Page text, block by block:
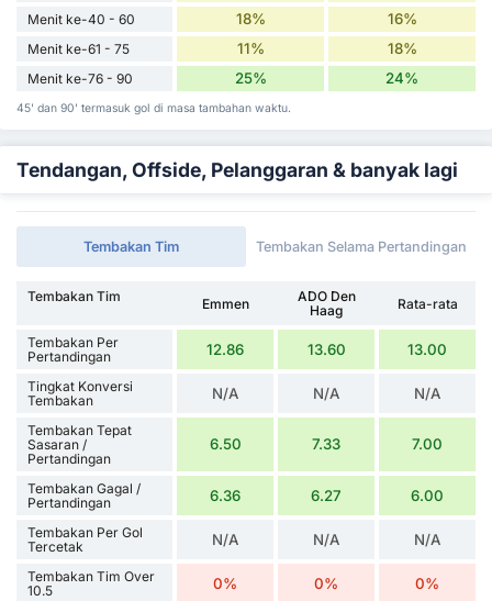
Menit ke-40 - 60 18% 16%
Menit ke-61 - 75 11% 18%
Menit ke-76 - 90 25% 24%
45' dan 90' termasuk gol di masa tambahan waktu.
Tendangan, Offside, Pelanggaran & banyak lagi
Tembakan Tim Tembakan Selama Pertandingan
Tembakan Tim Emmen
ADO Den
Haag
Rata-rata
Tembakan Per
Pertandingan
12.86 13.60 13.00
Tingkat Konversi
Tembakan
N/A N/A N/A
Tembakan Tepat
Sasaran /
Pertandingan
6.50 7.33 7.00
Tembakan Gagal /
Pertandingan
6.36 6.27 6.00
Tembakan Per Gol
Tercetak
N/A N/A N/A
Tembakan Tim Over
10.5
0% 0% 0%